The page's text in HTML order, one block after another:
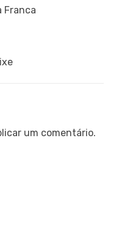
Franca
um comentário.